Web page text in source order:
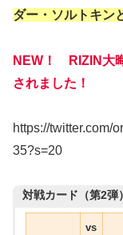
ダー・ソルトキン
NEW！ RIZIN大
されました！
https://twitter.com/
35?s=20
対戦カード（第2弾）
vs